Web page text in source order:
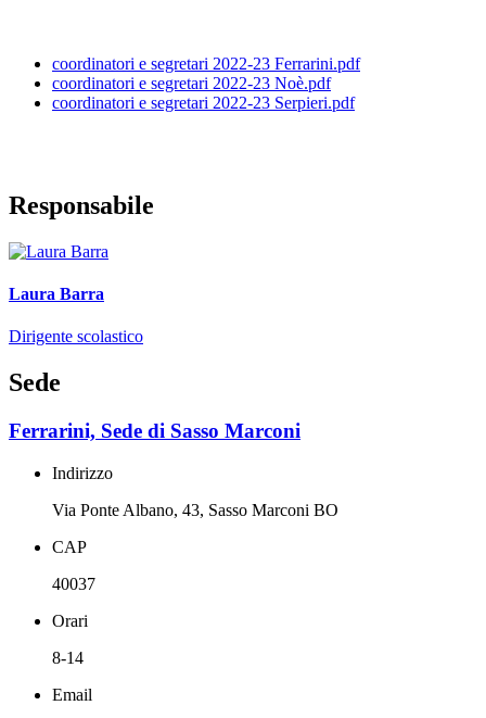
coordinatori e segretari 2022-23 Ferrarini.pdf
coordinatori e segretari 2022-23 Noè.pdf
coordinatori e segretari 2022-23 Serpieri.pdf
Responsabile
Laura Barra
Dirigente scolastico
Sede
Ferrarini, Sede di Sasso Marconi
Indirizzo
Via Ponte Albano, 43, Sasso Marconi BO
CAP
40037
Orari
8-14
Email